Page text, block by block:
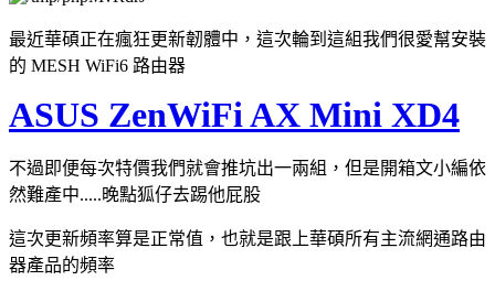
最近華碩正在瘋狂更新韌體中，這次輪到這組我們很愛幫安裝
的 MESH WiFi6 路由器
ASUS ZenWiFi AX Mini XD4
不過即便每次特價我們就會推坑出一兩組，但是開箱文小編依
然難產中.....晚點狐仔去踢他屁股
這次更新頻率算是正常值，也就是跟上華碩所有主流網通路由
器產品的頻率